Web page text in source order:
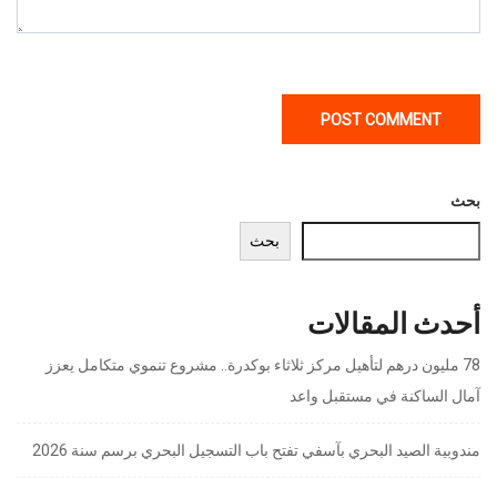
بحث
بحث
أحدث المقالات
78 مليون درهم لتأهيل مركز ثلاثاء بوكدرة.. مشروع تنموي متكامل يعزز
آمال الساكنة في مستقبل واعد
مندوبية الصيد البحري بآسفي تفتح باب التسجيل البحري برسم سنة 2026